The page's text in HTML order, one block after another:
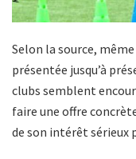
Selon la source,
présentée jusqu’à
clubs semblent
faire une offre
de son intérêt sérieux